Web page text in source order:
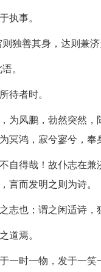
执事。
独善其身，达则兼济
。
待者时。
为风鹏，勃然突然，
冥鸿，寂兮寥兮，奉
自得哉！故仆志在兼
言而发明之则为诗。
志也；谓之闲适诗，
道焉。
一时一物，发于一笑